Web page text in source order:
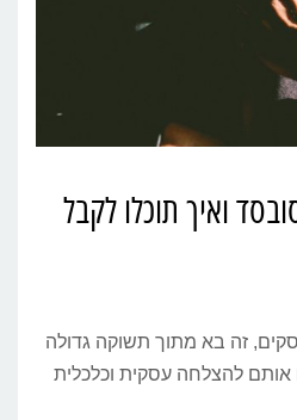
ואיך תוכלו לקבל
זה בא מתוך תשוקה גדולה
אותם להצלחה עסקית וכלכלית